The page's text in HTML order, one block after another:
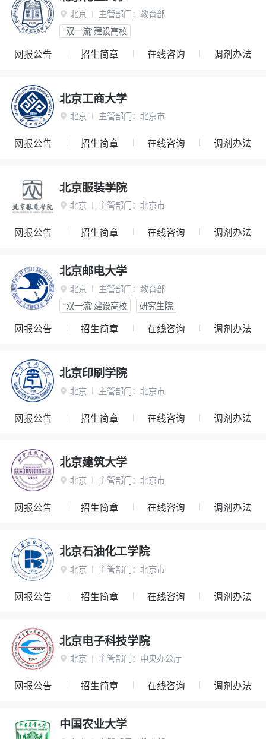
 北京 主管部门： 教育部
“双一流”建设高校
网报公告 招生简章 在线咨询 调剂办法
北京工商大学
 北京 主管部门： 北京市
网报公告 招生简章 在线咨询 调剂办法
北京服装学院
 北京 主管部门： 北京市
网报公告 招生简章 在线咨询 调剂办法
北京邮电大学
 北京 主管部门： 教育部
“双一流”建设高校
研究生院
网报公告 招生简章 在线咨询 调剂办法
北京印刷学院
 北京 主管部门： 北京市
网报公告 招生简章 在线咨询 调剂办法
北京建筑大学
 北京 主管部门： 北京市
网报公告 招生简章 在线咨询 调剂办法
北京石油化工学院
 北京 主管部门： 北京市
网报公告 招生简章 在线咨询 调剂办法
北京电子科技学院
 北京 主管部门： 中央办公厅
网报公告 招生简章 在线咨询 调剂办法
中国农业大学